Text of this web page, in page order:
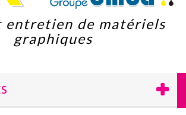
entretien de matériels
graphiques